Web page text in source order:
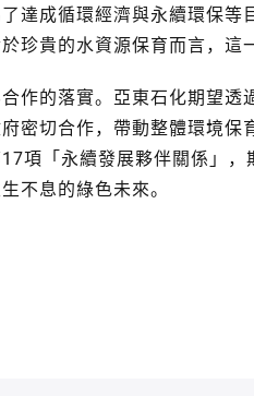
達成循環經濟與永續環保
珍貴的水資源保育而言，這
作的落實。亞東石化期望
密切合作，帶動整體環境
項「永續發展夥伴關係」
不息的綠色未來。